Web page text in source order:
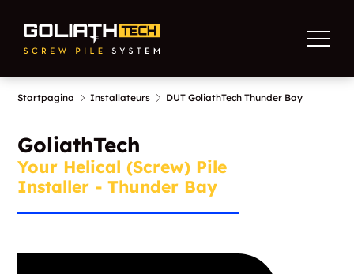
Startpagina Installateurs DUT GoliathTech Thunder Bay
GoliathTech
Your Helical (Screw) Pile
Installer - Thunder Bay